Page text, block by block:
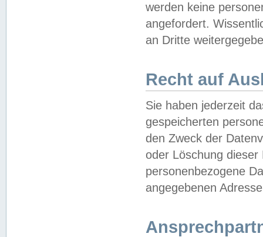
werden keine
angefordert.
an Dritte
Recht auf
Sie haben jederzeit
gespeicherten
den Zweck der
oder Löschung
personenbezogene
angegebenen